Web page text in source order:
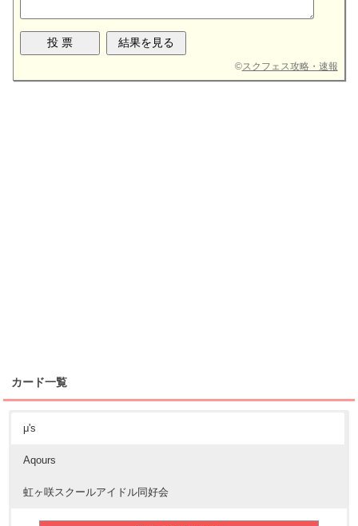
©スクフェス攻略・速報
カード一覧
μ's
Aqours
虹ヶ咲スクールアイドル同好会